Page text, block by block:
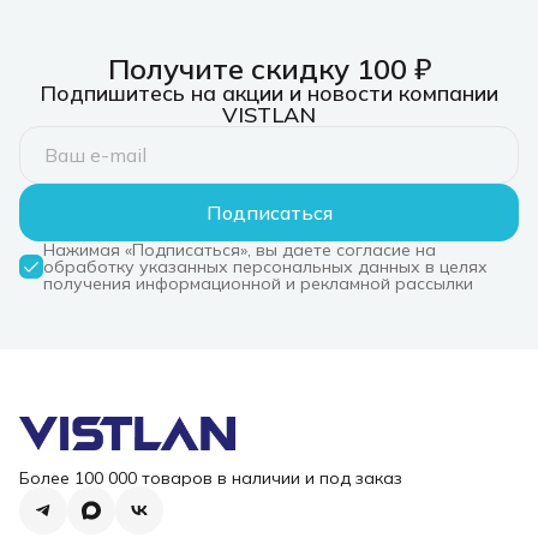
Получите скидку 100 ₽
Подпишитесь на акции и новости компании
VISTLAN
Подписаться
Нажимая «Подписаться», вы даете согласие на
обработку указанных персональных данных в целях
получения информационной и рекламной рассылки
Более 100 000 товаров в наличии и под заказ